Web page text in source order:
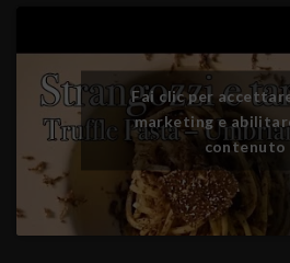
Fai clic per
marketing e
contenuto